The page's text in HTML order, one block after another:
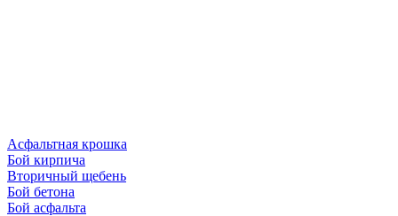
Асфальтная крошка
Бой кирпича
Вторичный щебень
Бой бетона
Бой асфальта